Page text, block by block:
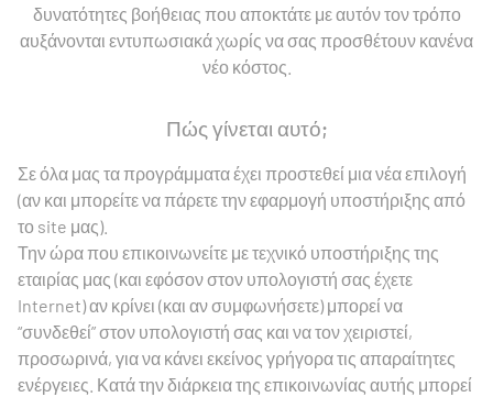
δυνατότητες βοήθειας που αποκτάτε με αυτόν τον τρόπο
αυξάνονται εντυπωσιακά χωρίς να σας προσθέτουν κανένα
νέο κόστος.
Πώς γίνεται αυτό;
Σε όλα μας τα προγράμματα έχει προστεθεί μια νέα επιλογή
(αν και μπορείτε να πάρετε την εφαρμογή υποστήριξης από
το site μας).
Την ώρα που επικοινωνείτε με τεχνικό υποστήριξης της
εταιρίας μας (και εφόσον στον υπολογιστή σας έχετε
Internet) αν κρίνει (και αν συμφωνήσετε) μπορεί να
“συνδεθεί” στον υπολογιστή σας και να τον χειριστεί,
προσωρινά, για να κάνει εκείνος γρήγορα τις απαραίτητες
ενέργειες. Κατά την διάρκεια της επικοινωνίας αυτής μπορεί